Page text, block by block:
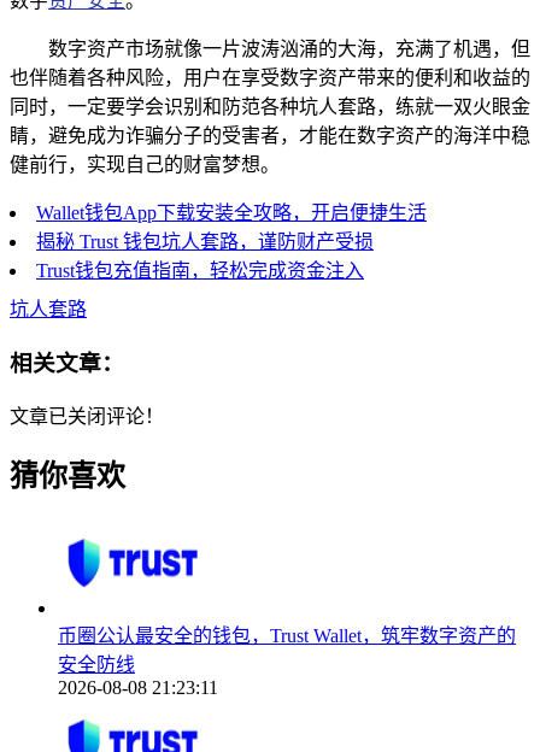
数字资产市场就像一片波涛汹涌的大海，充满了机遇，但
也伴随着各种风险，用户在享受数字资产带来的便利和收益的
同时，一定要学会识别和防范各种坑人套路，练就一双火眼金
睛，避免成为诈骗分子的受害者，才能在数字资产的海洋中稳
健前行，实现自己的财富梦想。
Wallet钱包App下载安装全攻略，开启便捷生活
揭秘 Trust 钱包坑人套路，谨防财产受损
Trust钱包充值指南，轻松完成资金注入
坑人套路
相关文章：
文章已关闭评论！
猜你喜欢
币圈公认最安全的钱包，Trust Wallet，筑牢数字资产的
安全防线
2026-08-08 21:23:11